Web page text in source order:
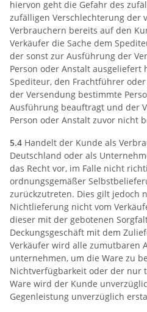
hiervon geht die Gefahr des
zufälligen Verschlechterung der
Verbrauchern bereits auf den
Verkäufer die Sache dem
der sonst zur Ausführung der
Person oder Anstalt ausgeliefert
Spediteur, den Frachtführer
der Versendung bestimmte
Ausführung beauftragt und der
Person oder Anstalt zuvor nicht
5.4 Handelt der Kunde als
Deutschland oder als
das Recht vor, im Falle nicht
ordnungsgemäßer
zurückzutreten. Dies gilt jedoch
Nichtlieferung nicht vom
dieser mit der gebotenen
Deckungsgeschäft mit dem
Verkäufer wird alle zumutbaren
unternehmen, um die Ware zu
Nichtverfügbarkeit oder der nur
Ware wird der Kunde
Gegenleistung unverzüglich